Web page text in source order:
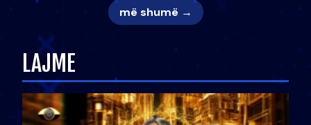
më shumë →
LAJME